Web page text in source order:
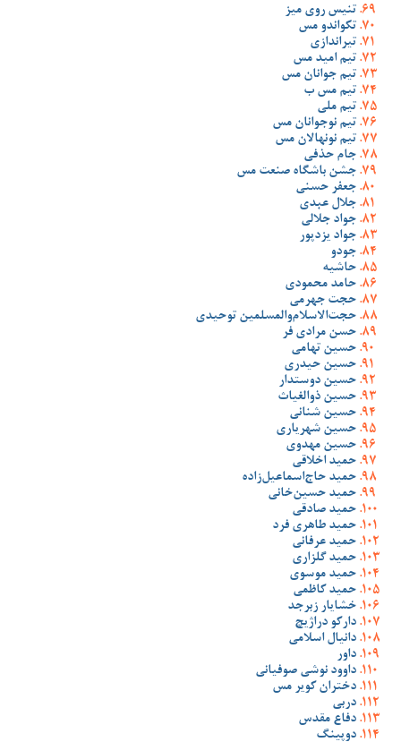
تنیس روی میز
تکواندو مس
تیراندازی
تیم امید مس
تیم جوانان مس
تیم مس ب
تیم ملی
تیم نوجوانان مس
تیم نونهالان مس
جام حذفی
جشن باشگاه صنعت مس
جعفر حسنی
جلال عبدی
جواد جلالی
جواد یزدپور
جودو
حاشیه
حامد محمودی
حجت جهرمی
حجت‌الاسلام‌والمسلمین توحیدی
حسن مرادی فر
حسین تهامی
حسین حیدری
حسین دوستدار
حسین ذوالغیاث
حسین شنانی
حسین شهریاری
حسین مهدوی
حمید اخلاقی
حمید حاج‌اسماعیل‌زاده
حمید حسین‌خانی
حمید صادقی
حمید طاهری فرد
حمید عرفانی
حمید گلزاری
حمید موسوی
حمید کاظمی
خشایار زبرجد
دارکو دراژیچ
دانیال اسلامی
داور
داوود نوشی صوفیانی
دختران کویر مس
دربی
دفاع مقدس
دوپینگ